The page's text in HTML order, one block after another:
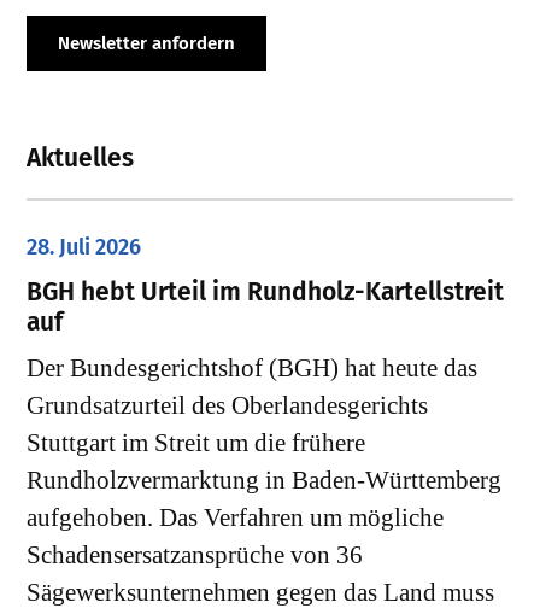
Newsletter anfordern
Aktuelles
28. Juli 2026
​BGH hebt Urteil im Rundholz-Kartellstreit
auf
Der Bundesgerichtshof (BGH) hat heute das
Grundsatzurteil des Oberlandesgerichts
Stuttgart im Streit um die frühere
Rundholzvermarktung in Baden-Württemberg
aufgehoben. Das Verfahren um mögliche
Schadensersatzansprüche von 36
Sägewerksunternehmen gegen das Land muss